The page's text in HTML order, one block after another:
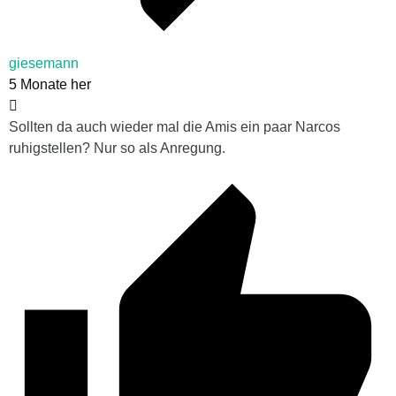
giesemann
5 Monate her
Sollten da auch wieder mal die Amis ein paar Narcos
ruhigstellen? Nur so als Anregung.